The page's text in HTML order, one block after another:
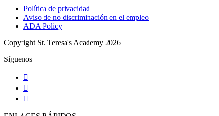
Política de privacidad
Aviso de no discriminación en el empleo
ADA Policy
Copyright St. Teresa's Academy 2026
Síguenos